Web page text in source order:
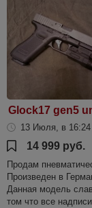
Glock17 gen5
13 Июля, в 16:24
14 999 руб.
Продам
Произведен в
Данная модель
том что все